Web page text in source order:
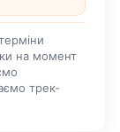
на момент
трек-